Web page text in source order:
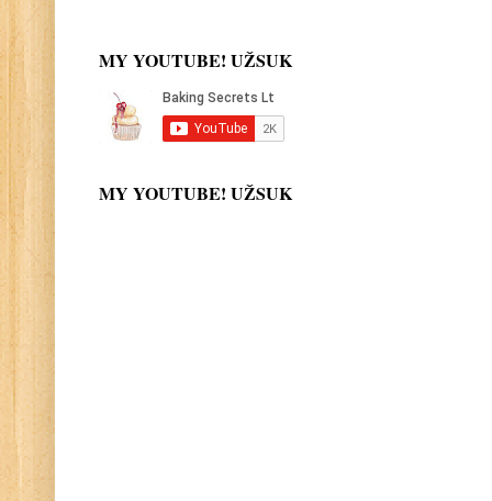
MY YOUTUBE! UŽSUK
MY YOUTUBE! UŽSUK